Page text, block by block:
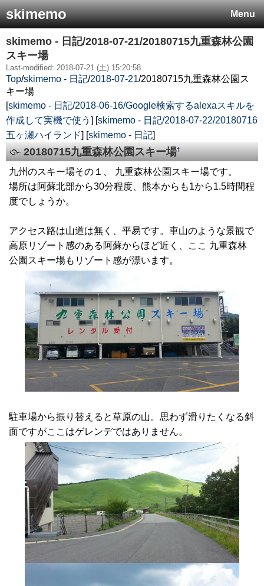
Menu
skimemo
skimemo - 日記/2018-07-21/20180715九重森林公園
スキー場
Last-modified: 2018-07-21 (土) 15:20:58
Top/skimemo - 日記/2018-07-21/20180715九重森林公園ス
キー場
[skimemo - 日記/2018-06-16/Google検索するalexaスキルを
作成して実機で使う ] [skimemo - 日記/2018-07-22/20180716
五ヶ瀬ハイランド] [skimemo - 日記]
20180715九重森林公園スキー場†
九州のスキー場その１、 九重森林公園スキー場です。
場所は阿蘇北部から30分程度、熊本からも1から1.5時間程
度でしょうか。
アクセス路は山道は無く、平易です。車山のような景観で
高原リゾート感のある阿蘇からほど近く、ここ 九重森林
公園スキー場もリゾート感が漂います。
駐車場から振り替えると草原の山。思わず滑りたくなる斜
面ですがここはゲレンデではありません。